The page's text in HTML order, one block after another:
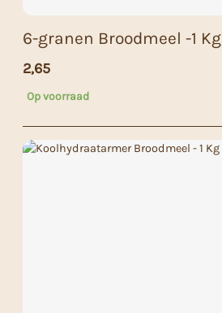
6-granen Broodmeel -1 Kg
2,65
Op voorraad